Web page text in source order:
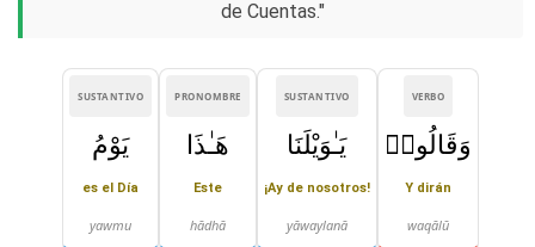
de Cuentas."
VERBO
وَقَالُوا۟
Y dirán
waqālū
SUSTANTIVO
يَـٰوَيْلَنَا
¡Ay de nosotros!
yāwaylanā
PRONOMBRE
هَـٰذَا
Este
hādhā
SUSTANTIVO
يَوْمُ
es el Día
yawmu